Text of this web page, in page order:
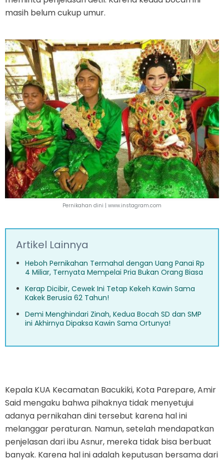
masih belum cukup umur.
Pernikahan dini | www.instagram.com
Artikel Lainnya
Heboh Pernikahan Termahal dengan Uang Panai Rp
4 Miliar, Ternyata Mempelai Pria Bukan Orang Biasa
Kerap Dicibir, Cewek Ini Tetap Kekeh Kawin Sama
Kakek Berusia 62 Tahun!
Demi Menghindari Zinah, Kedua Bocah SD dan SMP
ini Akhirnya Dipaksa Kawin Sama Ortunya!
Kepala KUA Kecamatan Bacukiki, Kota Parepare, Amir
Said mengaku bahwa pihaknya tidak menyetujui
adanya pernikahan dini tersebut karena hal ini
melanggar peraturan. Namun, setelah mendapatkan
penjelasan dari ibu Asnur, mereka tidak bisa berbuat
banyak. Karena hal ini adalah keputusan bersama dari